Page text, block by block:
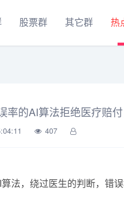
股票群 其它群 热
率的AI算法拒绝医疗赔
407
法，绕过医生的判断，错